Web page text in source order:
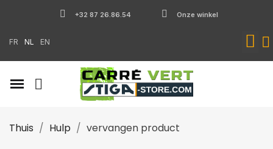
+32 87 26.86.54 Onze winkel
FR NL EN
Thuis Hulp vervangen product